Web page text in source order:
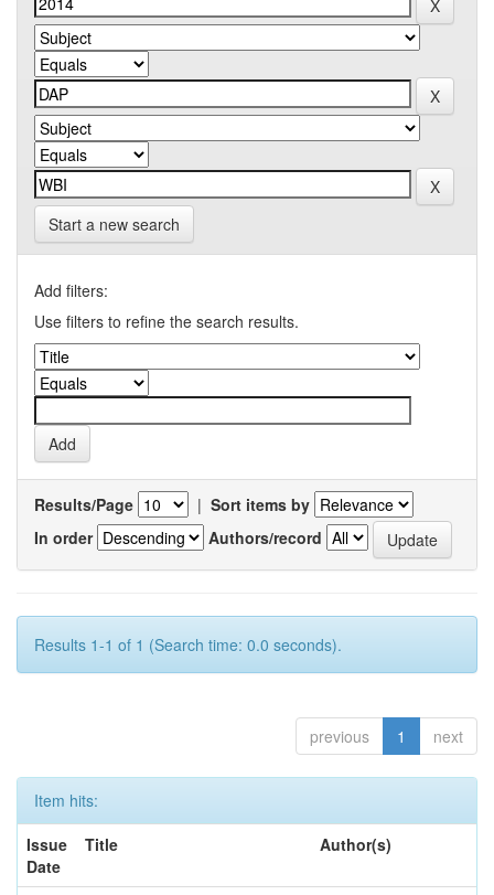
Start a new search
Add filters:
Use filters to refine the search results.
Results/Page | Sort items by
In order
Authors/record
Results 1-1 of 1 (Search time: 0.0 seconds).
previous 1 next
Item hits:
Issue
Date
Title Author(s)